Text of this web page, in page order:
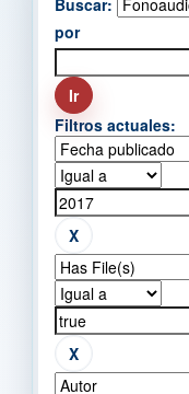
por
Filtros actuales: